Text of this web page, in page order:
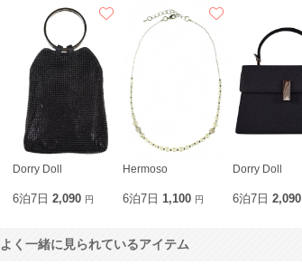
Dorry Doll
6泊7日 2,090 円
Hermoso
6泊7日1,100 円
Dorry Doll
6泊7日2,090
よく一緒に見られているアイテム